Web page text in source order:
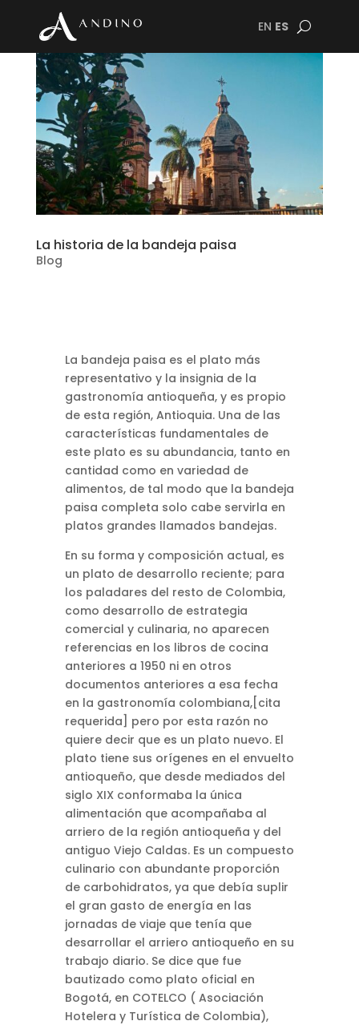
EN ES
La historia de la bandeja paisa
Blog
La bandeja paisa es el plato más
representativo y la insignia de la
gastronomía antioqueña, y es propio
de esta región, Antioquia. Una de las
características fundamentales de
este plato es su abundancia, tanto en
cantidad como en variedad de
alimentos, de tal modo que la bandeja
paisa completa solo cabe servirla en
platos grandes llamados bandejas.
En su forma y composición actual, es
un plato de desarrollo reciente; para
los paladares del resto de Colombia,
como desarrollo de estrategia
comercial y culinaria, no aparecen
referencias en los libros de cocina
anteriores a 1950 ni en otros
documentos anteriores a esa fecha
en la gastronomía colombiana,[cita
requerida] pero por esta razón no
quiere decir que es un plato nuevo. El
plato tiene sus orígenes en el envuelto
antioqueño, que desde mediados del
siglo XIX conformaba la única
alimentación que acompañaba al
arriero de la región antioqueña y del
antiguo Viejo Caldas. Es un compuesto
culinario con abundante proporción
de carbohidratos, ya que debía suplir
el gran gasto de energía en las
jornadas de viaje que tenía que
desarrollar el arriero antioqueño en su
trabajo diario. Se dice que fue
bautizado como plato oficial en
Bogotá, en COTELCO ( Asociación
Hotelera y Turística de Colombia),